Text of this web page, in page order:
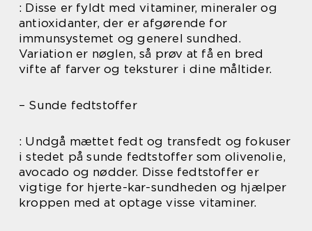
: Disse er fyldt med vitaminer, mineraler og
antioxidanter, der er afgørende for
immunsystemet og generel sundhed.
Variation er nøglen, så prøv at få en bred
vifte af farver og teksturer i dine måltider.
– Sunde fedtstoffer
: Undgå mættet fedt og transfedt og fokuser
i stedet på sunde fedtstoffer som olivenolie,
avocado og nødder. Disse fedtstoffer er
vigtige for hjerte-kar-sundheden og hjælper
kroppen med at optage visse vitaminer.